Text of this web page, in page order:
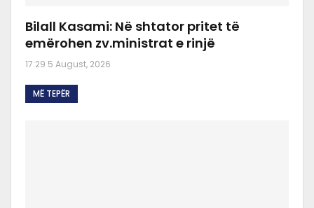
Bilall Kasami: Në shtator pritet të
emërohen zv.ministrat e rinjë
17:29 5 August, 2026
MË TEPËR